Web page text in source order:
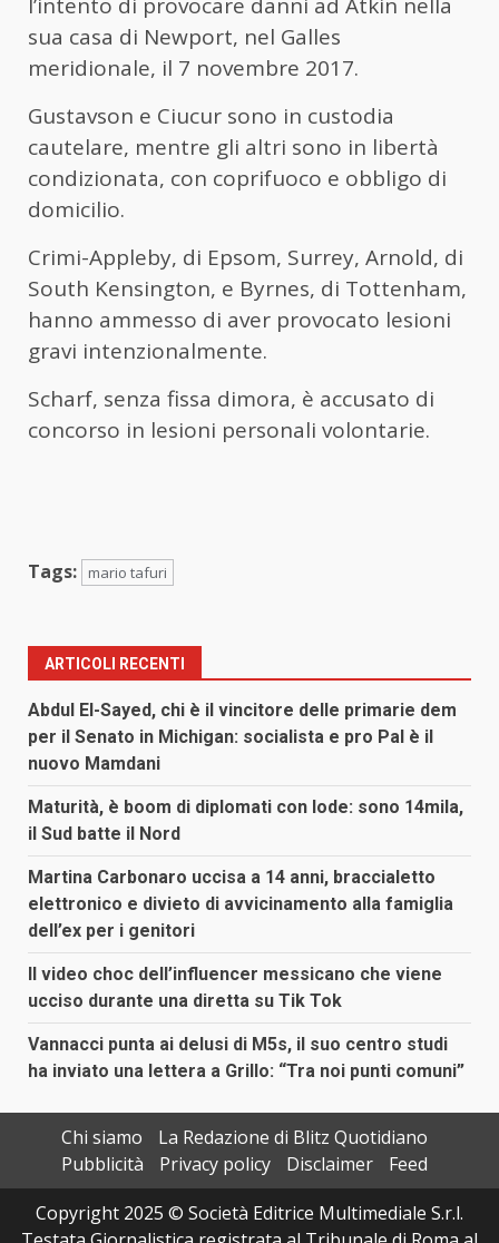
sua casa di Newport, nel Galles
meridionale, il 7 novembre 2017.
Gustavson e Ciucur sono in custodia
cautelare, mentre gli altri sono in libertà
condizionata, con coprifuoco e obbligo di
domicilio.
Crimi-Appleby, di Epsom, Surrey, Arnold, di
South Kensington, e Byrnes, di Tottenham,
hanno ammesso di aver provocato lesioni
gravi intenzionalmente.
Scharf, senza fissa dimora, è accusato di
concorso in lesioni personali volontarie.
Tags: mario tafuri
ARTICOLI RECENTI
Abdul El-Sayed, chi è il vincitore delle primarie dem
per il Senato in Michigan: socialista e pro Pal è il
nuovo Mamdani
Maturità, è boom di diplomati con lode: sono 14mila,
il Sud batte il Nord
Martina Carbonaro uccisa a 14 anni, braccialetto
elettronico e divieto di avvicinamento alla famiglia
dell’ex per i genitori
Il video choc dell’influencer messicano che viene
ucciso durante una diretta su Tik Tok
Vannacci punta ai delusi di M5s, il suo centro studi
ha inviato una lettera a Grillo: “Tra noi punti comuni”
Chi siamo
La Redazione di Blitz Quotidiano
Pubblicità
Privacy policy Disclaimer
Feed
Copyright 2025 © Società Editrice Multimediale S.r.l.